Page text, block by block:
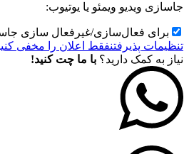
جاسازی ویدیو ویمئو یا یوتیوب:
برای فعال‌سازی/غیرفعال سازی
تنظیمات پذیرفتنفقط اعلان را مخفی
نیاز به کمک دارید؟ با ما چت کنید!